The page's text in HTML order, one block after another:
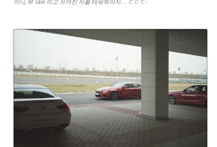
아니, M Taxi 라고 쓰여진 차를 태워줘야지… ㄷㄷㄷ-